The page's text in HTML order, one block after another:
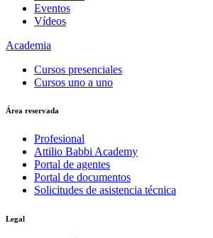
Eventos
Vídeos
Academia
Cursos presenciales
Cursos uno a uno
Área reservada
Profesional
Attilio Babbi Academy
Portal de agentes
Portal de documentos
Solicitudes de asistencia técnica
Legal